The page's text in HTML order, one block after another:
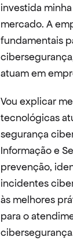
investida
mercado. A
fundamentais
atuam em
Vou explicar
tecnológicas
segurança
Informação e
prevenção,
incidentes
às melhores
para o